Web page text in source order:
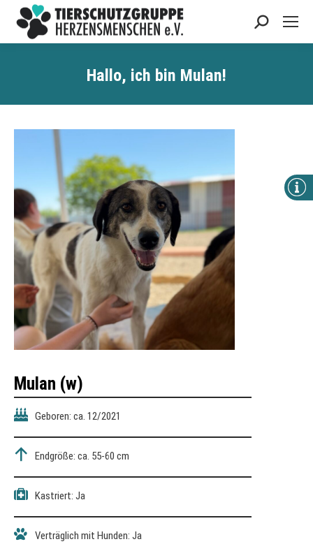
Search:
Hallo, ich bin Mulan!
Mulan (w)
Geboren: ca. 12/2021
Endgröße: ca. 55-60 cm
Kastriert: Ja
Verträglich mit Hunden: Ja